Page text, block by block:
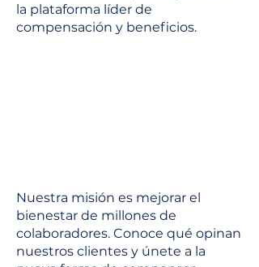
la plataforma líder de
compensación y beneficios.
Nuestra misión es mejorar el
bienestar de millones de
colaboradores. Conoce qué opinan
nuestros clientes y únete a la